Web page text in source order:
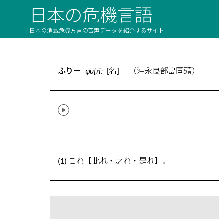
日本の危機言語
日本の消滅危機方言の音声データを紹介するサイト
ふりー ɸu[riː [名] （沖永良部島国頭）
(1) これ【此れ・之れ・是れ】。